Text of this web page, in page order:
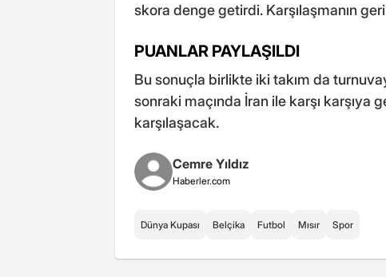
skora denge getirdi. Karşılaşmanın
PUANLAR PAYLAŞILDI
Bu sonuçla birlikte iki takım da
sonraki maçında İran ile karşı karşıya
karşılaşacak.
Cemre Yıldız
Haberler.com
Dünya Kupası Belçika Futbol Mısır Spor